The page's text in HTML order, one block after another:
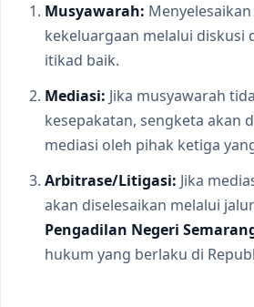
Musyawarah:
kekeluargaan melalui diskusi
itikad baik.
Mediasi: Jika musyawarah
kesepakatan, sengketa akan
mediasi oleh pihak ketiga
Arbitrase/Litigasi: Jika
akan diselesaikan melalui
Pengadilan Negeri
hukum yang berlaku di